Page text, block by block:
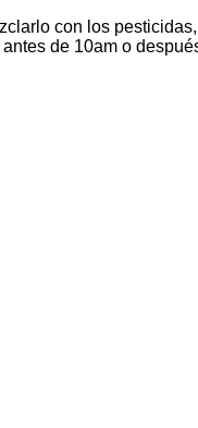
con los
de 10am o